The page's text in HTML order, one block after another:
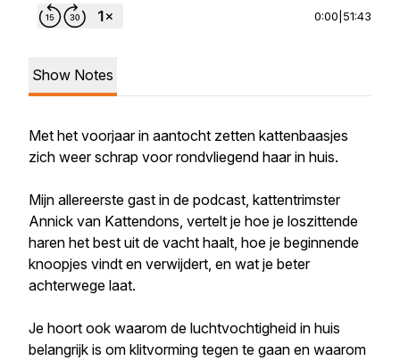
0:00 51:43
Show Notes
Met het voorjaar in aantocht zetten kattenbaasjes
zich weer schrap voor rondvliegend haar in huis.
Mijn allereerste gast in de podcast, kattentrimster
Annick van Kattendons, vertelt je hoe je loszittende
haren het best uit de vacht haalt, hoe je beginnende
knoopjes vindt en verwijdert, en wat je beter
achterwege laat.
Je hoort ook waarom de luchtvochtigheid in huis
belangrijk is om klitvorming tegen te gaan en waarom